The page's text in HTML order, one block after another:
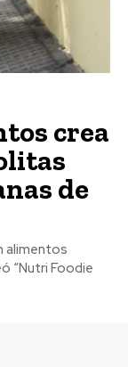
crea
de
“Nutri Foodie